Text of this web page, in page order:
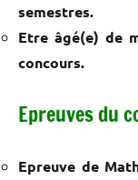
semestres.
Etre âgé(e) de
concours.
Epreuves du
Epreuve de